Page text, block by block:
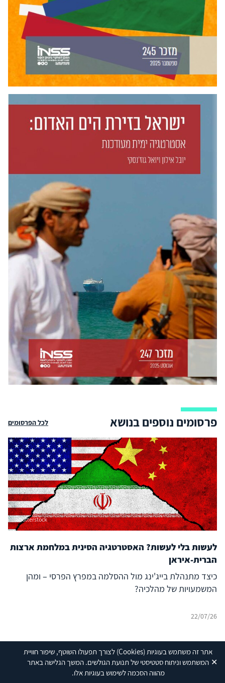
אתר זה משתמש בעוגיות(Cookies) לצורך תפעולו השוטף, שיפור חוויית
המשתמש וניתוח סטטיסטי של תנועת הגולשים. המשך הגלישה באתר
מהווה הסכמה לשימוש בעוגיות אלו.
✕
פרסומים נוספים בנושא לכל הפרסומים
Shutterstock
לעשות בלי לעשות? האסטרטגיה הסינית במלחמת ארצות
הברית-איראן
כיצד מתנהלת בייג'ינג מול ההסלמה במפרץ הפרסי – ומהן
המשמעויות של מהלכיה?
22/07/26